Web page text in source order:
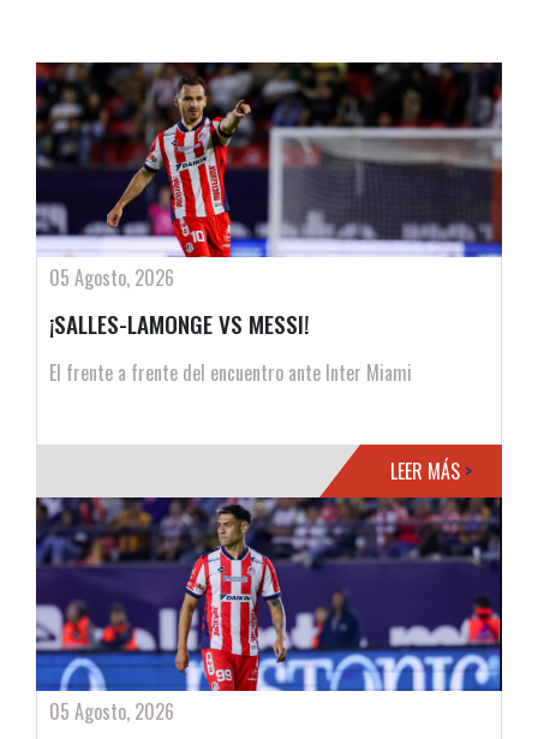
05 Agosto, 2026
¡SALLES-LAMONGE VS MESSI!
El frente a frente del encuentro ante Inter Miami
LEER MÁS >
05 Agosto, 2026